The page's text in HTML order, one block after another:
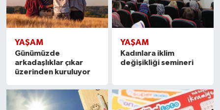
YAŞAM
Günümüzde
arkadaşlıklar çıkar
üzerinden kuruluyor
YAŞAM
Kadınlara iklim
değişikliği semineri